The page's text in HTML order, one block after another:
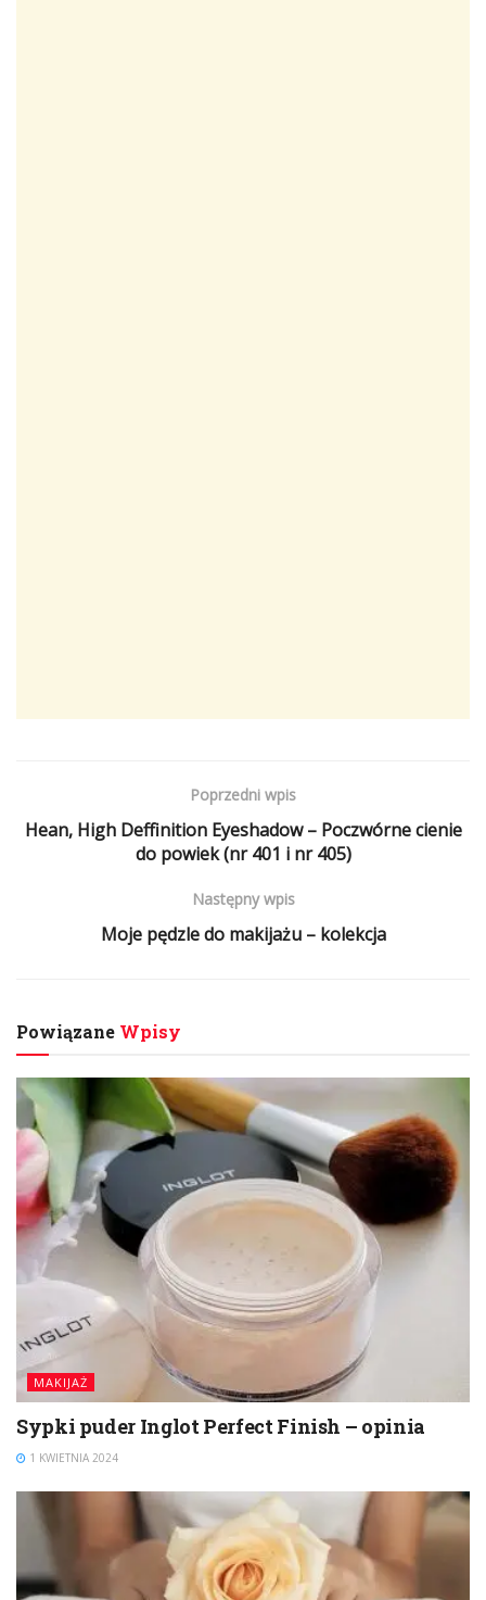
Poprzedni wpis
Hean, High Deffinition Eyeshadow – Poczwórne cienie
do powiek (nr 401 i nr 405)
Następny wpis
Moje pędzle do makijażu – kolekcja
Powiązane Wpisy
MAKIJAŻ
Sypki puder Inglot Perfect Finish – opinia
1 KWIETNIA 2024